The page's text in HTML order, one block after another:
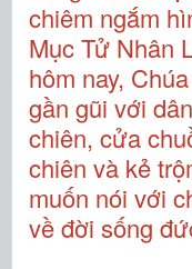
chiêm ngắm
Mục Tử Nhân
hôm nay,
gần gũi với
chiên, cửa
chiên và kẻ
muốn nói với
về đời sống